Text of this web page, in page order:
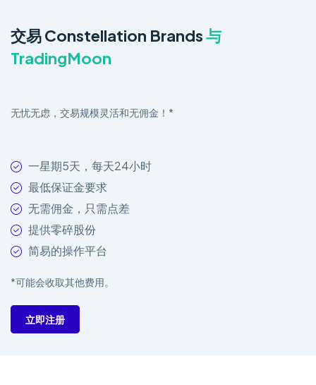
交易 Constellation Brands与
TradingMoon
无忧无虑，交易规模灵活和无佣金！*
一星期5天，每天24小时
最低保证金要求
无需佣金，只需点差
提供零碎股份
简易的操作平台
*可能会收取其他费用。
立即注册